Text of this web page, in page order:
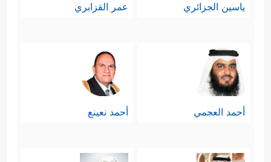
ياسين الجزائري عمر القزابري
أحمد العجمي أحمد نعينع